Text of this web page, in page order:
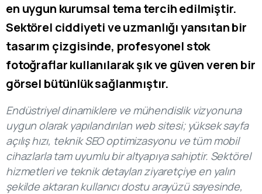
en uygun kurumsal tema tercih edilmiştir.
Sektörel ciddiyeti ve uzmanlığı yansıtan bir
tasarım çizgisinde, profesyonel stok
fotoğraflar kullanılarak şık ve güven veren bir
görsel bütünlük sağlanmıştır.
Endüstriyel dinamiklere ve mühendislik vizyonuna
uygun olarak yapılandırılan web sitesi; yüksek sayfa
açılış hızı, teknik SEO optimizasyonu ve tüm mobil
cihazlarla tam uyumlu bir altyapıya sahiptir. Sektörel
hizmetleri ve teknik detayları ziyaretçiye en yalın
şekilde aktaran kullanıcı dostu arayüzü sayesinde,